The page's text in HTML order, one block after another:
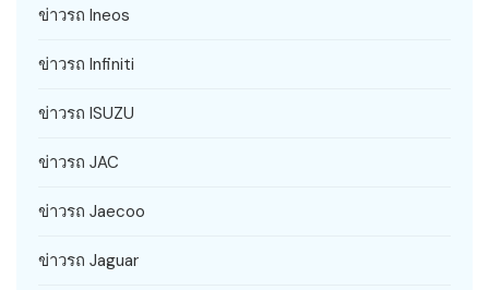
ข่าวรถ Ineos
ข่าวรถ Infiniti
ข่าวรถ ISUZU
ข่าวรถ JAC
ข่าวรถ Jaecoo
ข่าวรถ Jaguar